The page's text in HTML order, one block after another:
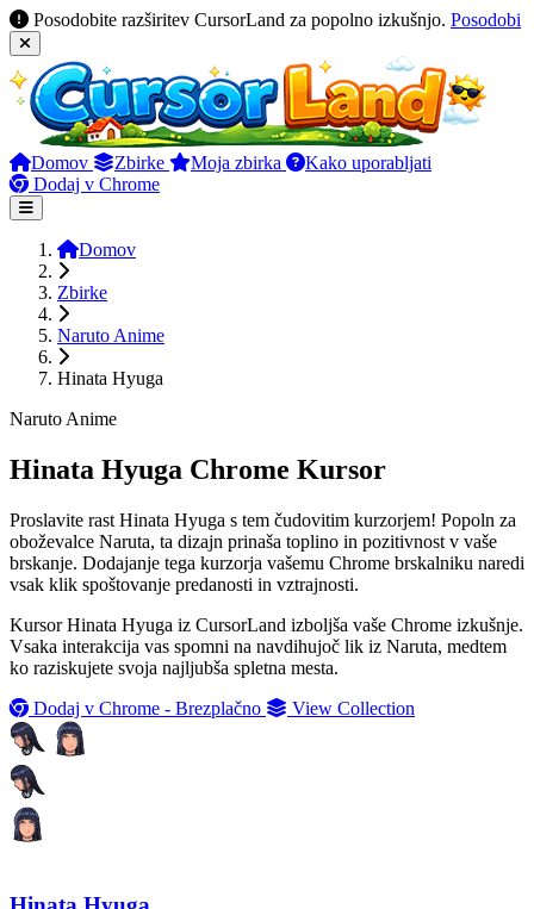
Posodobite razširitev CursorLand za popolno izkušnjo. Posodobi
Domov Zbirke Moja zbirka
Kako uporabljati
Dodaj v Chrome
Domov
Zbirke
Naruto Anime
Hinata Hyuga
Naruto Anime
Hinata Hyuga Chrome Kursor
Proslavite rast Hinata Hyuga s tem čudovitim kurzorjem! Popoln za
oboževalce Naruta, ta dizajn prinaša toplino in pozitivnost v vaše
brskanje. Dodajanje tega kurzorja vašemu Chrome brskalniku naredi
vsak klik spoštovanje predanosti in vztrajnosti.
Kursor Hinata Hyuga iz CursorLand izboljša vaše Chrome izkušnje.
Vsaka interakcija vas spomni na navdihujoč lik iz Naruta, medtem
ko raziskujete svoja najljubša spletna mesta.
Dodaj v Chrome - Brezplačno
View Collection